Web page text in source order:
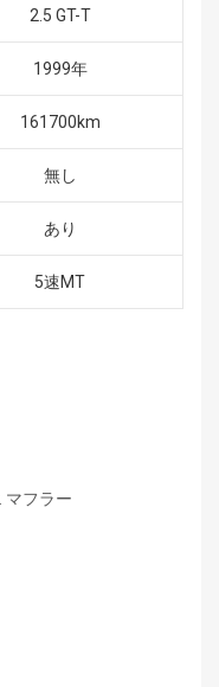
2.5 GT-T
1999年
161700km
無し
あり
5速MT
マフラー